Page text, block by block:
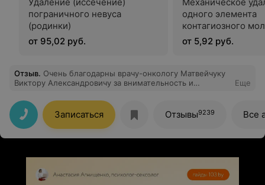
пограничного невуса
(родинки)
от 95,02 руб.
одного элемента
контагиозного
аногенитальной
от 5,92 руб.
Отзыв. Очень благодарны врачу-онкологу Матвейчуку
Виктору Александровичу за внимательность и
Еще
Записаться Отзывы9239 Все